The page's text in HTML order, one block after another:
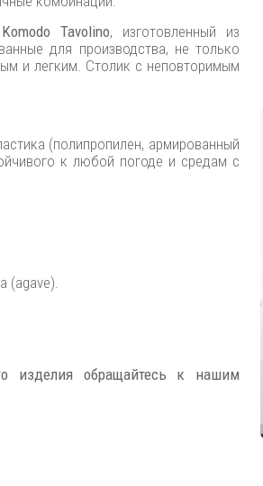
Komodo Tavolino, изготовленный из
для производства, не только
и легким. Столик с неповторимым
(полипропилен, армированный
к любой погоде и средам с
(agave).
изделия обращайтесь к нашим